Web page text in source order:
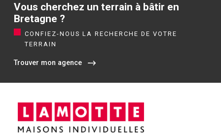
Vous cherchez un terrain à bâtir en
Bretagne ?
CONFIEZ-NOUS LA RECHERCHE DE VOTRE
TERRAIN
Trouver mon agence